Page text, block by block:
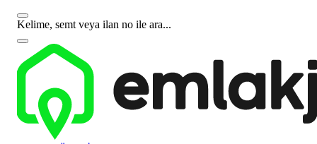
Kelime, semt veya ilan no ile ara...